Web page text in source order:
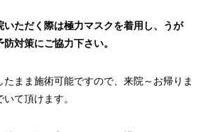
ただく際は極力マスクを着用し、うが
対策にご協力下さい。
まま施術可能ですので、来院～お帰りま
て頂けます。